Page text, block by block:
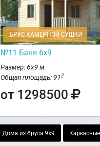
БРУС КАМЕРНОЙ СУШКИ
№11 Баня 6х9
Размер: 6х9 м
Общая площадь: 912
от 1298500
Дома из бруса 9х9